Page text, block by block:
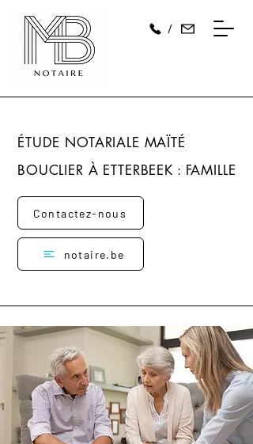
/
ÉTUDE NOTARIALE MAÏTÉ
BOUCLIER À ETTERBEEK : FAMILLE
Contactez-nous
notaire.be